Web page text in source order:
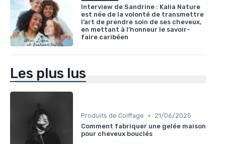
Interview de Sandrine : Kalia Nature
est née de la volonté de transmettre
l’art de prendre soin de ses cheveux,
en mettant à l’honneur le savoir-
faire caribéen
Les plus lus
Produits de Coiffage •
21/06/2025
Comment fabriquer une gelée maison
pour cheveux bouclés